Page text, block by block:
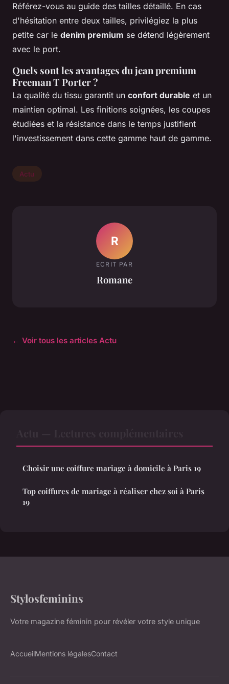
Référez-vous au guide des tailles détaillé. En cas
d'hésitation entre deux tailles, privilégiez la plus
petite car le denim premium se détend légèrement
avec le port.
Quels sont les avantages du jean premium
Freeman T Porter ?
La qualité du tissu garantit un confort durable et un
maintien optimal. Les finitions soignées, les coupes
étudiées et la résistance dans le temps justifient
l'investissement dans cette gamme haut de gamme.
Actu
R
ECRIT PAR
Romane
← Voir tous les articles Actu
Choisir une coiffure mariage à domicile à Paris 19
Top coiffures de mariage à réaliser chez soi à Paris
19
Stylosfeminins
Votre magazine féminin pour révéler votre style unique
AccueilMentions légalesContact